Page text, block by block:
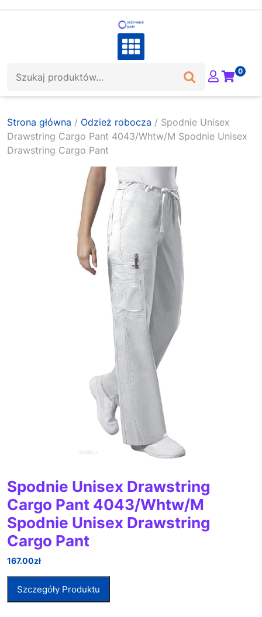
0
Strona główna / Odzież robocza / Spodnie Unisex
Drawstring Cargo Pant 4043/Whtw/M Spodnie Unisex
Drawstring Cargo Pant
Spodnie Unisex Drawstring
Cargo Pant 4043/Whtw/M
Spodnie Unisex Drawstring
Cargo Pant
167.00zł
Szczegóły Produktu